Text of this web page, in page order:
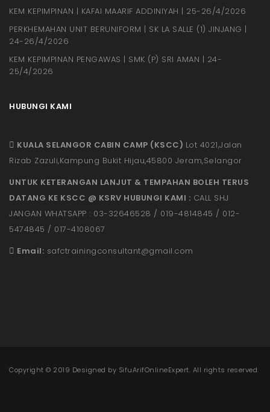
KEM KEPIMPINAN | KAFAI MAARIF ADDINIYAH | 25-26/4/2026
PERKHEMAHAN UNIT BERUNIFORM | SK LA SALLE (1) JINJANG |
24-26/4/2026
KEM KEPIMPINAN PENGAWAS | SMK (P) SRI AMAN | 24-
25/4/2026
HUBUNGI KAMI
KUALA SELANGOR CABIN CAMP (KSCC) Lot 4021,Jalan
Rizab Zazuli,Kampung Bukit Hijau,45800 Jeram,Selangor
UNTUK KETERANGAN LANJUT & TEMPAHAN BOLEH TERUS
DATANG KE KSCC @ KSRV HUBUNGI KAMI : CALL SHJ
JANGAN WHATSAPP : 03-32646528 / 019-4814845 / 012-
5474845 / 017-4108067
Email: safctrainingconsultant@gmail.com
Copyright © 2019 Designed by SifuArifOnlineExpert. All rights reserved.